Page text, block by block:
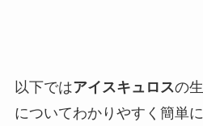
以下ではアイスキュロスの
についてわかりやすく簡単